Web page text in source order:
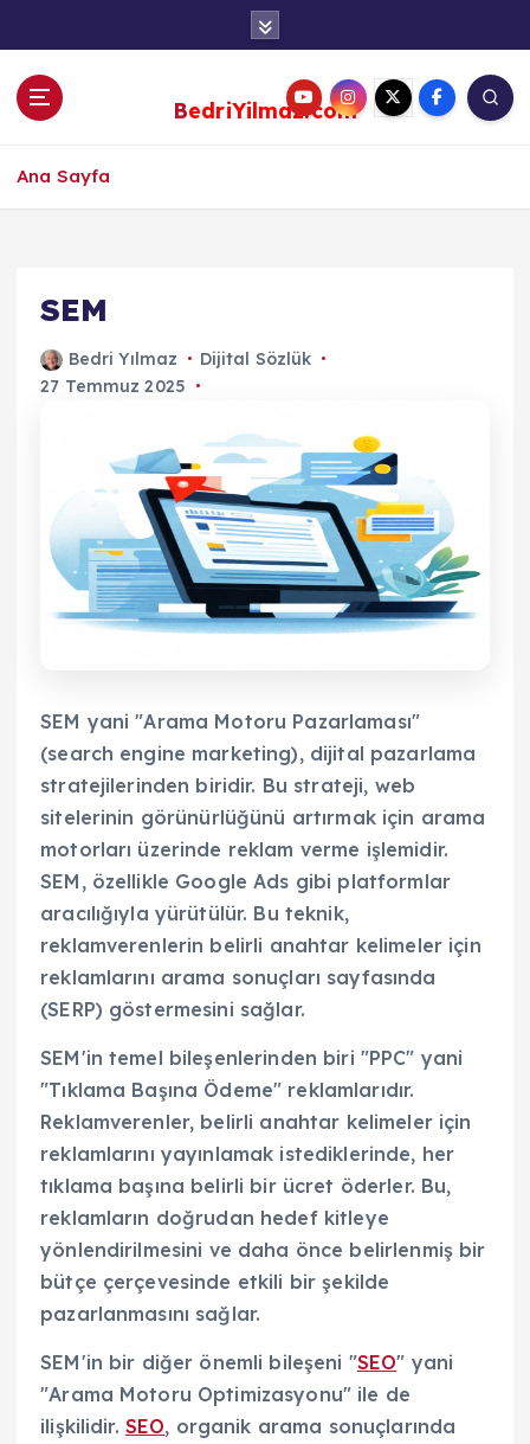
BedriYilmaz.com
Ana Sayfa
SEM
Bedri Yılmaz
Dijital Sözlük
27 Temmuz 2025
SEM yani "Arama Motoru Pazarlaması"
(search engine marketing), dijital pazarlama
stratejilerinden biridir. Bu strateji, web
sitelerinin görünürlüğünü artırmak için arama
motorları üzerinde reklam verme işlemidir.
SEM, özellikle Google Ads gibi platformlar
aracılığıyla yürütülür. Bu teknik,
reklamverenlerin belirli anahtar kelimeler için
reklamlarını arama sonuçları sayfasında
(SERP) göstermesini sağlar.
SEM'in temel bileşenlerinden biri "PPC" yani
"Tıklama Başına Ödeme" reklamlarıdır.
Reklamverenler, belirli anahtar kelimeler için
reklamlarını yayınlamak istediklerinde, her
tıklama başına belirli bir ücret öderler. Bu,
reklamların doğrudan hedef kitleye
yönlendirilmesini ve daha önce belirlenmiş bir
bütçe çerçevesinde etkili bir şekilde
pazarlanmasını sağlar.
SEM'in bir diğer önemli bileşeni "SEO" yani
"Arama Motoru Optimizasyonu" ile de
ilişkilidir. SEO, organik arama sonuçlarında